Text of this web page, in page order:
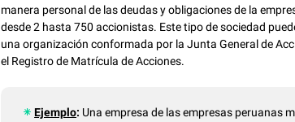
manera personal de las deudas y obligaciones de la
desde 2 hasta 750 accionistas. Este tipo de sociedad
una organización conformada por la Junta General de
el Registro de Matrícula de Acciones.
Ejemplo: Una empresa de las empresas peruanas